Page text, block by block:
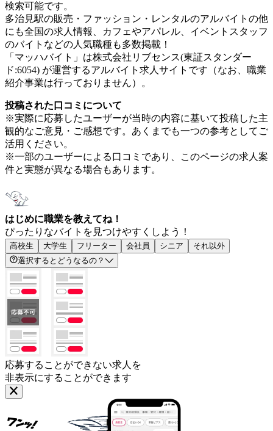
検索可能です。
多治見駅の販売・ファッション・レンタルのアルバイトの他
にも全国の求人情報、カフェやアパレル、イベントスタッフ
のバイトなどの人気職種も多数掲載！
「マッハバイト」は株式会社リブセンス(東証スタンダー
ド:6054) が運営するアルバイト求人サイトです（なお、職業
紹介事業は行っておりません）。
投稿された口コミについて
※実際に応募したユーザーが当時の内容に基いて投稿した主
観的なご意見・ご感想です。あくまでも一つの参考としてご
活用ください。
※一部のユーザーによる口コミであり、このページの求人案
件と実態が異なる場合もあります。
はじめに職業を教えてね！
ぴったりなバイトを見つけやすくしよう！
高校生 大学生 フリーター 会社員 シニア
それ以外
選択するとどうなるの？
応募することができない求人を
非表示にすることができます